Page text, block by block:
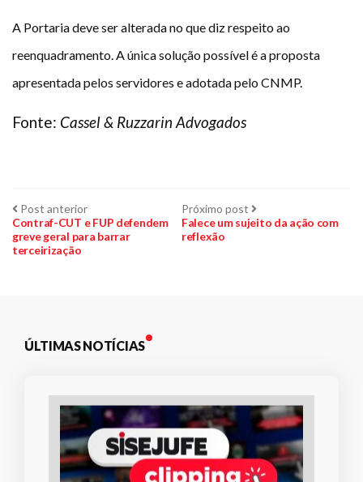
A Portaria deve ser alterada no que diz respeito ao
reenquadramento. A única solução possível é a proposta
apresentada pelos servidores e adotada pelo CNMP.
Fonte: Cassel & Ruzzarin Advogados
Navegação
de
Post anteriorPost
anterior:
Contraf-CUT e FUP defendem
greve geral para barrar
terceirização
Próximo post Próximo
post:
Falece um sujeito da ação com
reflexão
ÚLTIMAS NOTÍCIAS